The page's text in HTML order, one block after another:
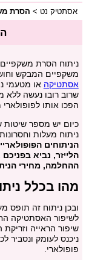
בודי טייט
הצרת
המסת שומן
הסרת שיער
מתיחת צוואר
פילינג
הסרת
אסתטיק נט > הסרת
ניתוח הסרת משקפיים
משקפיים המבקש
אסתטיקה או מטעמי
שרוב רובו נעשה ללא
הפכו אותו
כיום יש מספר שיטות
ניתוח מעלות
הניתוחים
הלייזר, נביא
ההחלמה, מחירי
מהו בכלל
ובכן ניתוח זה תופס
לשיפור האסתטיקה
שיפור הראייה
ניכנס לעומק
פופולארי.